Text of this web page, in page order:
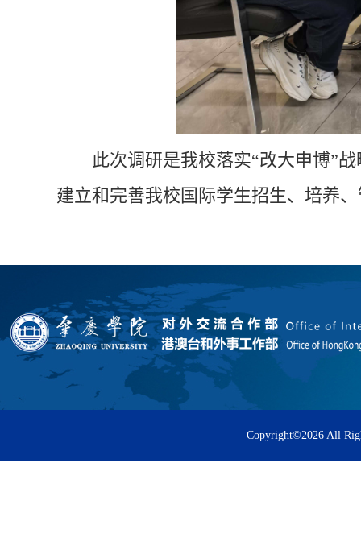
此次调研是我校落实“改大申博”
建立和完善我校国际学生招生、培养
Copyright©2026 All